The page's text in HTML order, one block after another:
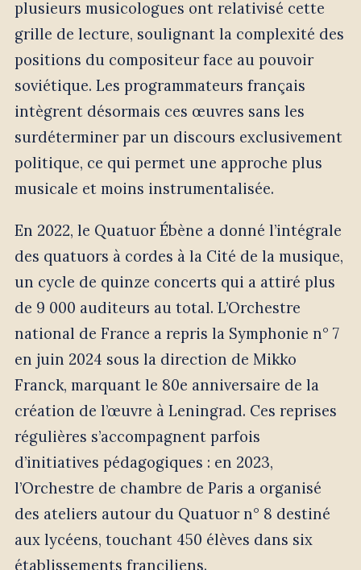
plusieurs musicologues ont relativisé cette
grille de lecture, soulignant la complexité des
positions du compositeur face au pouvoir
soviétique. Les programmateurs français
intègrent désormais ces œuvres sans les
surdéterminer par un discours exclusivement
politique, ce qui permet une approche plus
musicale et moins instrumentalisée.
En 2022, le Quatuor Ébène a donné l’intégrale
des quatuors à cordes à la Cité de la musique,
un cycle de quinze concerts qui a attiré plus
de 9 000 auditeurs au total. L’Orchestre
national de France a repris la Symphonie n° 7
en juin 2024 sous la direction de Mikko
Franck, marquant le 80e anniversaire de la
création de l’œuvre à Leningrad. Ces reprises
régulières s’accompagnent parfois
d’initiatives pédagogiques : en 2023,
l’Orchestre de chambre de Paris a organisé
des ateliers autour du Quatuor n° 8 destiné
aux lycéens, touchant 450 élèves dans six
établissements franciliens.